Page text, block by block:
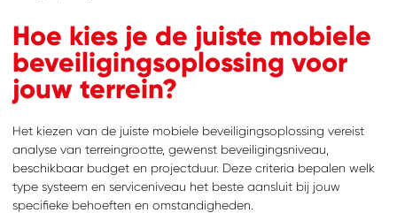
Hoe kies je de juiste mobiele
beveiligingsoplossing voor
jouw terrein?
Het kiezen van de juiste mobiele beveiligingsoplossing vereist
analyse van terreingrootte, gewenst beveiligingsniveau,
beschikbaar budget en projectduur. Deze criteria bepalen welk
type systeem en serviceniveau het beste aansluit bij jouw
specifieke behoeften en omstandigheden.